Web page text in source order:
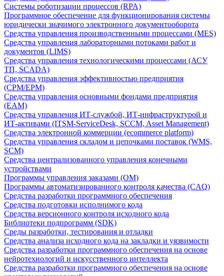
Системы роботизации процессов (RPA)
Программное обеспечение для функционирования системы
юридически значимого электронного документооборота
Средства управления производственными процессами (MES)
Средства управления лабораторными потоками работ и
документов (LIMS)
Средства управления технологическими процессами (АСУ
ТП, SCADA)
Средства управления эффективностью предприятия
(CPM/EPM)
Средства управления основными фондами предприятия
(EAM)
Средства управления ИТ-службой, ИТ-инфраструктурой и
ИТ-активами (ITSM-ServiceDesk, SCCM, Asset Management)
Средства электронной коммерции (ecommerce platform)
Средства управления складом и цепочками поставок (WMS,
SCM)
Средства централизованного управления конечными
устройствами
Программы управления заказами (OM)
Программы автоматизированного контроля качества (CAQ)
Средства разработки программного обеспечения
Средства подготовки исполнимого кода
Средства версионного контроля исходного кода
Библиотеки подпрограмм (SDK)
Среды разработки, тестирования и отладки
Средства анализа исходного кода на закладки и уязвимости
Средства разработки программного обеспечения на основе
нейротехнологий и искусственного интеллекта
Средства разработки программного обеспечения на основе